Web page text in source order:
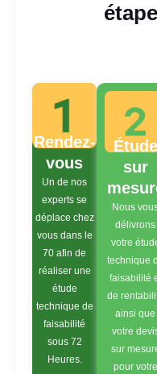
Rendez-
vous
Un de nos
experts se
déplace chez
vous dans le
70 afin de
réaliser une
étude
technique de
faisabilité
sous 72
Heures.
Étude
sur
Nous
délivrons
votre
technique
faisabilité
de
ainsi que
votre
sur
pour votre